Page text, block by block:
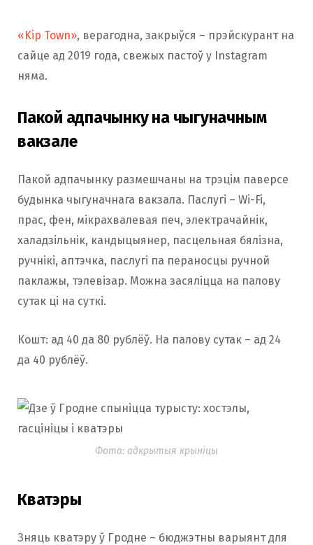
«Kip Town», верагодна, закрыўся – прэйскурант на
сайце ад 2019 года, свежых пастоў у Instagram
няма.
Пакой адпачынку на чыгуначным
вакзале
Пакой адпачынку размешчаны на трэцім паверсе
будынка чыгуначнага вакзала. Паслугі – Wi-Fi,
прас, фен, мікрахвалевая печ, электрачайнік,
халадзільнік, кандыцыянер, пасцельная бялізна,
ручнікі, аптэчка, паслугі па пераносцы ручной
паклажы, тэлевізар. Можна засяліцца на палову
сутак ці на суткі.
Кошт: ад 40 да 80 рублёў. На палову сутак – ад 24
да 40 рублёў.
Фота: адкрытыя крыніцы
Кватэры
Зняць кватэру ў Гродне – бюджэтны варыянт для